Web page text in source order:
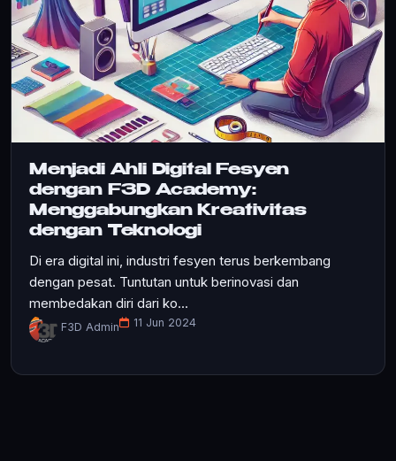
Menjadi Ahli Digital Fesyen
dengan F3D Academy:
Menggabungkan Kreativitas
dengan Teknologi
Di era digital ini, industri fesyen terus berkembang
dengan pesat. Tuntutan untuk berinovasi dan
membedakan diri dari ko...
F3D Admin 11 Jun 2024